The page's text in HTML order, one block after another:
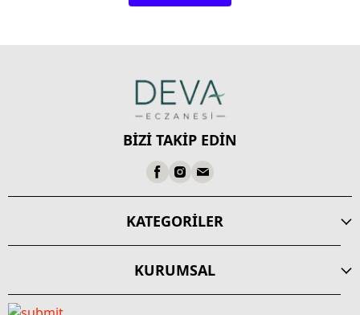
BİZİ TAKİP EDİN
KATEGORİLER
KURUMSAL